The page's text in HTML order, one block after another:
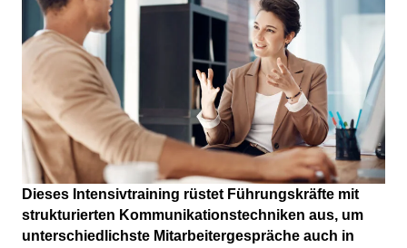
Dieses Intensivtraining rüstet Führungskräfte mit
strukturierten Kommunikationstechniken aus, um
unterschiedlichste Mitarbeitergespräche auch in